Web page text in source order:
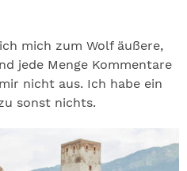
mich zum Wolf äußere,
jede Menge Kommentare
nicht aus. Ich habe ein
sonst nichts.